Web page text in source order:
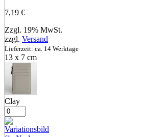
7,19 €
Zzgl. 19% MwSt.
zzgl. Versand
Lieferzeit: ca. 14 Werktage
13 x 7 cm
Clay